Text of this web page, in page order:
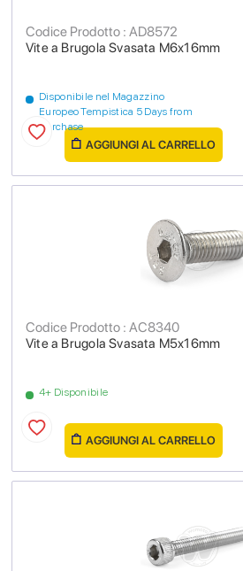
Vite a Brugola Svasata M6x16mm
Codice Prodotto : AD8572
Disponibile nel Magazzino
Europeo Tempistica 5 Days from
purchase
AGGIUNGI AL CARRELLO
Vite a Brugola Svasata M5x16mm
Codice Prodotto : AC8340
4+ Disponibile
AGGIUNGI AL CARRELLO